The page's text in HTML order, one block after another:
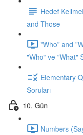
Hedef
and Those
"Who" and
"Who" ve "What"
Elementary
Soruları
10. Gün
Numbers